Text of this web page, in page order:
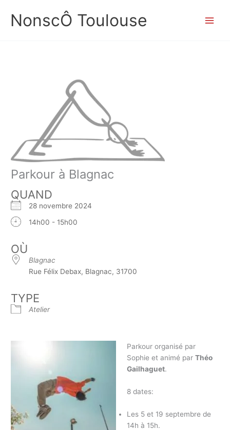
contenu
NonscÔ Toulouse
Parkour à Blagnac
QUAND
28 novembre 2024
14h00 - 15h00
OÙ
Blagnac
Rue Félix Debax, Blagnac, 31700
TYPE
Atelier
Parkour organisé par
Sophie et animé par Théo
Gailhaguet.
8 dates:
Les 5 et 19 septembre de
14h à 15h.